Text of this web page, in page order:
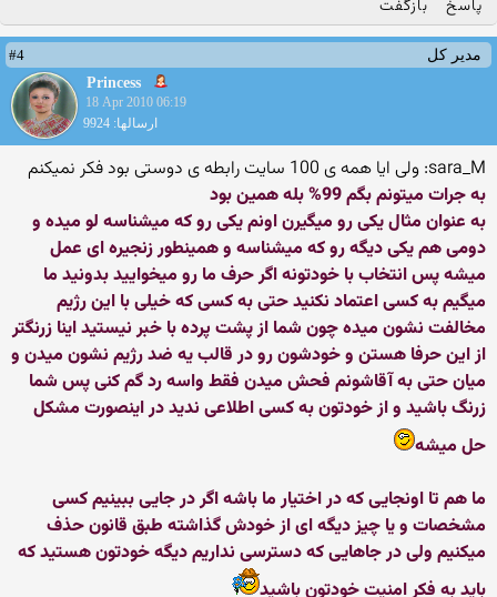
پاسخ بازگفت
مدیر کل
#4
Princess
18 Apr 2010 06:19
ارسالها: 9924
sara_M: ولی ایا همه ی 100 سایت رابطه ی دوستی بود فکر نمیکنم
به جرات میتونم بگم 99% بله همین بود
به عنوان مثال یكی رو میگیرن اونم یكی رو كه میشناسه لو میده و
دومی هم یكی دیگه رو كه میشناسه و همینطور زنجیره ای عمل
میشه پس انتخاب با خودتونه اگر حرف ما رو میخوایید بدونید ما
میگیم به كسی اعتماد نكنید حتی به كسی كه خیلی با این رژیم
مخالفت نشون میده چون شما از پشت پرده با خبر نیستید اینا زرنگتر
از این حرفا هستن و خودشون رو در قالب یه ضد رژیم نشون میدن و
میان حتی به آقاشونم فحش میدن فقط واسه رد گم كنی پس شما
زرنگ باشید و از خودتون به كسی اطلاعی ندید در اینصورت مشكل
حل میشه
ما هم تا اونجایی كه در اختیار ما باشه اگر در جایی ببینیم كسی
مشخصات و یا چیز دیگه ای از خودش گذاشته طبق قانون حذف
میكنیم ولی در جاهایی كه دسترسی نداریم دیگه خودتون هستید كه
باید به فكر امنیت خودتون باشید